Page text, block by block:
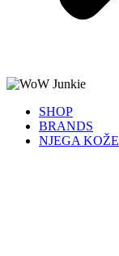
SHOP
BRANDS
NJEGA KOŽE